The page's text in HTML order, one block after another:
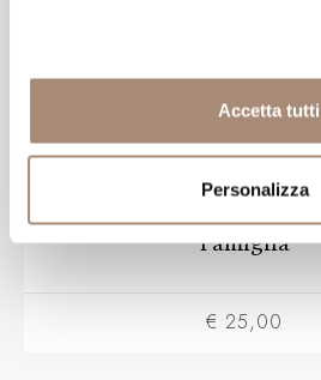
Accetta tutti
Personalizza
Famiglia
€ 25,00